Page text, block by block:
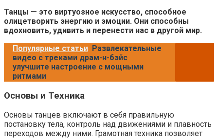
Танцы — это виртуозное искусство, способное
олицетворить энергию и эмоции. Они способны
вдохновить, удивить и перенести нас в другой мир.
Популярные статьи Развлекательные
видео с треками драм-н-бэйс
улучшите настроение с мощными
ритмами
Основы и Техника
Основы танцев включают в себя правильную
постановку тела, контроль над движениями и плавность
переходов между ними. Грамотная техника позволяет